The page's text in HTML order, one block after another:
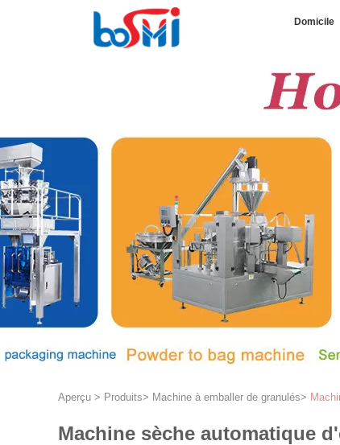
Domicile
Aperçu > Produits> Machine à emballer de granulés>
Machine sèche automatique